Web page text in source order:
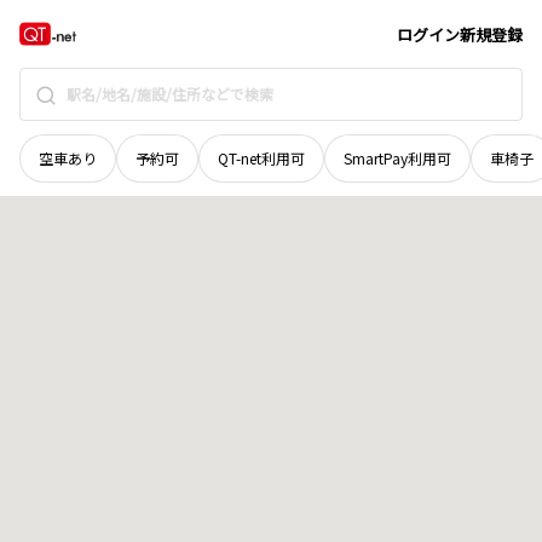
ログイン新規登録
空車あり 予約可 QT-net利用可 SmartPay利用可 車椅子
新潟県